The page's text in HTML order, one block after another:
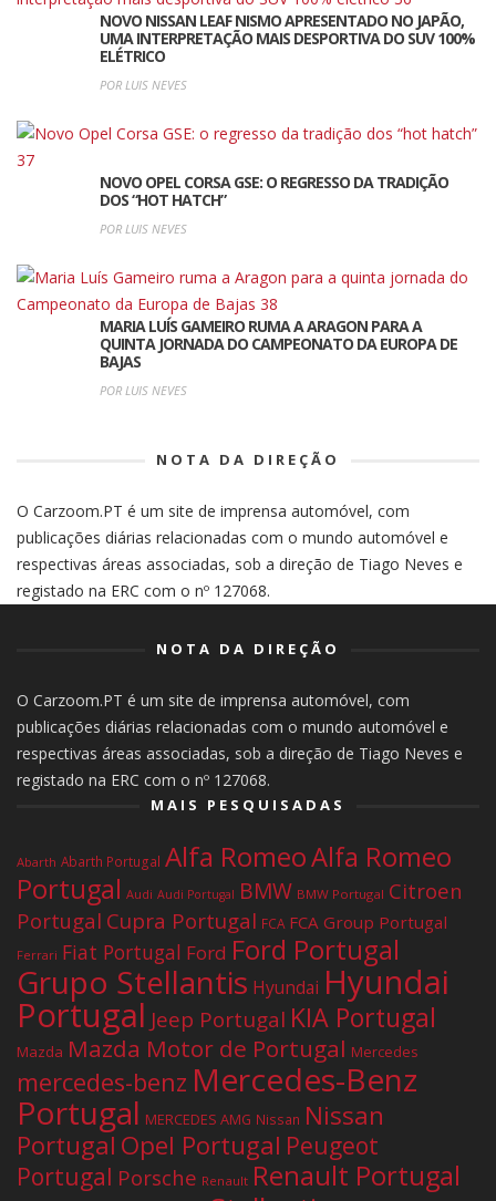
NOVO NISSAN LEAF NISMO APRESENTADO NO JAPÃO,
UMA INTERPRETAÇÃO MAIS DESPORTIVA DO SUV 100%
ELÉTRICO
POR LUIS NEVES
NOVO OPEL CORSA GSE: O REGRESSO DA TRADIÇÃO
DOS “HOT HATCH”
POR LUIS NEVES
MARIA LUÍS GAMEIRO RUMA A ARAGON PARA A
QUINTA JORNADA DO CAMPEONATO DA EUROPA DE
BAJAS
POR LUIS NEVES
NOTA DA DIREÇÃO
O Carzoom.PT é um site de imprensa automóvel, com
publicações diárias relacionadas com o mundo automóvel e
respectivas áreas associadas, sob a direção de Tiago Neves e
registado na ERC com o nº 127068.
NOTA DA DIREÇÃO
O Carzoom.PT é um site de imprensa automóvel, com
publicações diárias relacionadas com o mundo automóvel e
respectivas áreas associadas, sob a direção de Tiago Neves e
registado na ERC com o nº 127068.
MAIS PESQUISADAS
Abarth Abarth Portugal Alfa RomeoAlfa Romeo
Portugal Audi Audi Portugal BMW BMW Portugal Citroen
Portugal Cupra Portugal FCA FCA Group Portugal
Ferrari Fiat Portugal Ford Ford Portugal
Grupo Stellantis Hyundai Hyundai
Portugal Jeep Portugal KIA Portugal
Mazda Mazda Motor de Portugal Mercedes
mercedes-benz Mercedes-Benz
Portugal MERCEDES AMG Nissan Nissan
Portugal Opel Portugal Peugeot
Portugal Porsche Renault Renault Portugal